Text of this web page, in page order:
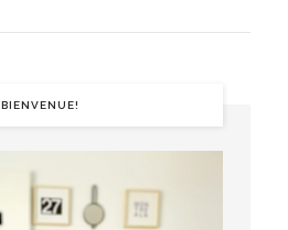
BIENVENUE!